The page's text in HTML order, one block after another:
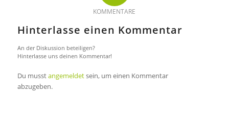
KOMMENTARE
Hinterlasse einen Kommentar
An der Diskussion beteiligen?
Hinterlasse uns deinen Kommentar!
Du musstangemeldetsein, um einen Kommentar
abzugeben.